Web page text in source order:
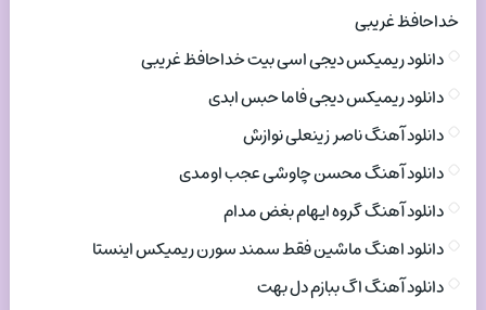
خداحافظ غریبی
دانلود ریمیکس دیجی اسی بیت خداحافظ غریبی
دانلود ریمیکس دیجی فاما حبس ابدی
دانلود آهنگ ناصر زینعلی نوازش
دانلود آهنگ محسن چاوشی عجب اومدی
دانلود آهنگ گروه ایهام بغض مدام
دانلود اهنگ ماشین فقط سمند سورن ریمیکس اینستا
دانلود آهنگ اگ ببازم دل بهت